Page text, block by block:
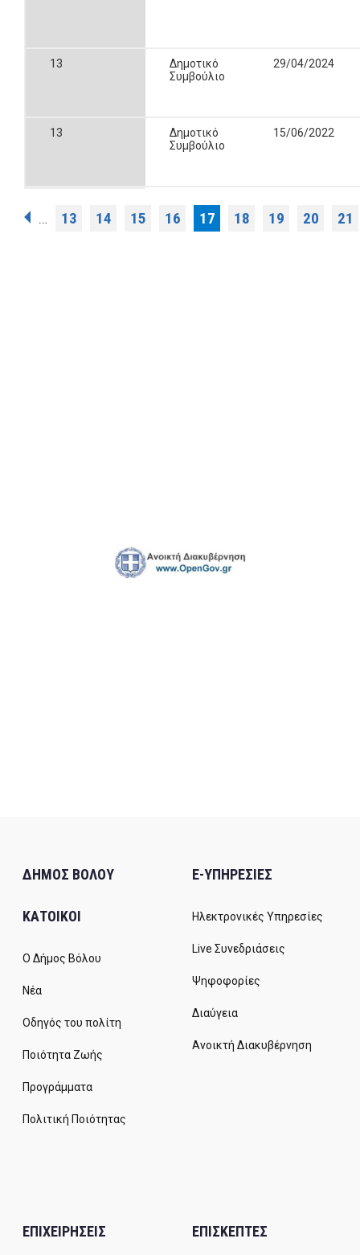
13
Δημοτικό
Συμβούλιο
29/04/2024
13
Δημοτικό
Συμβούλιο
15/06/2022
Σελίδες
… 13 14 15 16 17 18 19 20 21
ΔΗΜΟΣ ΒΟΛΟΥ
ΚΑΤΟΙΚΟΙ
Ο Δήμος Βόλου
Νέα
Οδηγός του πολίτη
Ποιότητα Ζωής
Προγράμματα
Πολιτική Ποιότητας
E-ΥΠΗΡΕΣΙΕΣ
Ηλεκτρονικές Υπηρεσίες
Live Συνεδριάσεις
Ψηφοφορίες
Διαύγεια
Ανοικτή Διακυβέρνηση
ΕΠΙΧΕΙΡΗΣΕΙΣ ΕΠΙΣΚΕΠΤΕΣ